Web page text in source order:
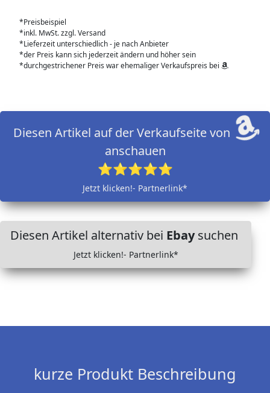
*Preisbeispiel
*inkl. MwSt. zzgl. Versand
*Lieferzeit unterschiedlich - je nach Anbieter
*der Preis kann sich jederzeit ändern und höher sein
*durchgestrichener Preis war ehemaliger Verkaufspreis bei
Diesen Artikel auf der Verkaufseite von
anschauen
⭐⭐⭐⭐⭐
Jetzt klicken!- Partnerlink*
Diesen Artikel alternativ bei Ebaysuchen
Jetzt klicken!- Partnerlink*
kurze Produkt Beschreibung